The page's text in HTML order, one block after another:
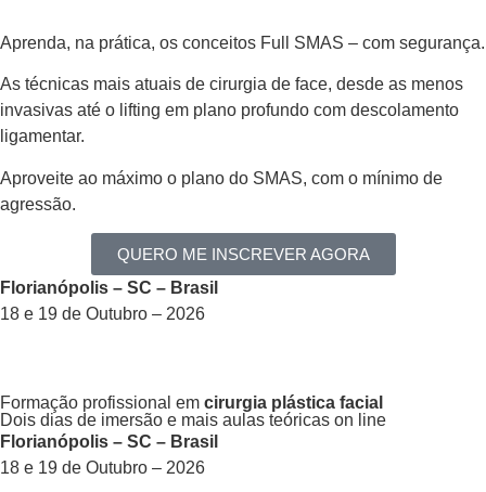
Aprenda, na prática, os conceitos Full SMAS – com segurança.
As técnicas mais atuais de cirurgia de face, desde as menos
invasivas até o lifting em plano profundo com descolamento
ligamentar.
Aproveite ao máximo o plano do SMAS, com o mínimo de
agressão.
QUERO ME INSCREVER AGORA
Florianópolis – SC – Brasil
18 e 19 de Outubro – 2026
Formação profissional em cirurgia plástica facial
Dois dias de imersão e mais aulas teóricas on line
Florianópolis – SC – Brasil
18 e 19 de Outubro – 2026